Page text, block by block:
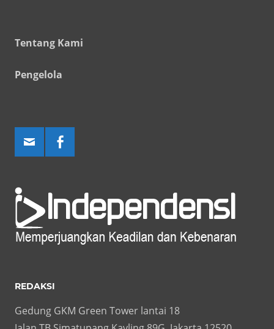
Tentang Kami
Pengelola
REDAKSI
Gedung GKM Green Tower lantai 18